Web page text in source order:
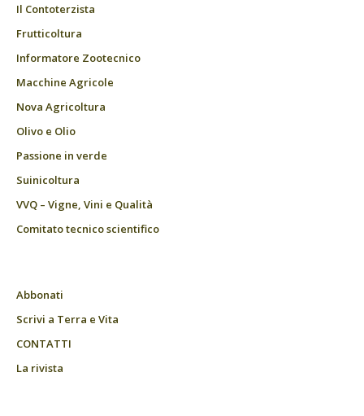
Il Contoterzista
Frutticoltura
Informatore Zootecnico
Macchine Agricole
Nova Agricoltura
Olivo e Olio
Passione in verde
Suinicoltura
VVQ – Vigne, Vini e Qualità
Comitato tecnico scientifico
Abbonati
Scrivi a Terra e Vita
CONTATTI
La rivista